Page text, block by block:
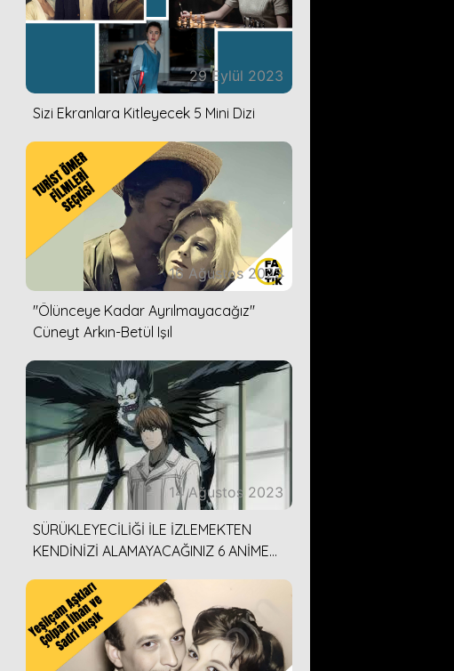
29 Eylül 2023
Sizi Ekranlara Kitleyecek 5 Mini Dizi
16 Ağustos 2023
''Ölünceye Kadar Ayrılmayacağız''
Cüneyt Arkın-Betül Işıl
14 Ağustos 2023
SÜRÜKLEYECİLİĞİ İLE İZLEMEKTEN
KENDİNİZİ ALAMAYACAĞINIZ 6 ANİME